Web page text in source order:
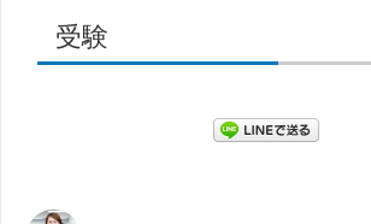
受験